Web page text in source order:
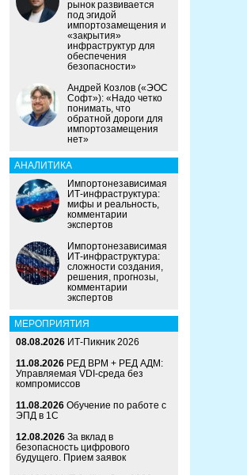
рынок развивается
под эгидой
импортозамещения и
«закрытия»
инфраструктур для
обеспечения
безопасности»
Андрей Козлов («ЭОС
Софт»): «Надо четко
понимать, что
обратной дороги для
импортозамещения
нет»
АНАЛИТИКА
Импортонезависимая
ИТ-инфраструктура:
мифы и реальность,
комментарии
экспертов
Импортонезависимая
ИТ-инфраструктура:
сложности создания,
решения, прогнозы,
комментарии
экспертов
МЕРОПРИЯТИЯ
08.08.2026 ИТ-Пикник 2026
11.08.2026 РЕД ВРМ + РЕД АДМ:
Управляемая VDI-среда без
компромиссов
11.08.2026 Обучение по работе с
ЭПД в 1С
12.08.2026 За вклад в
безопасность цифрового
будущего. Прием заявок